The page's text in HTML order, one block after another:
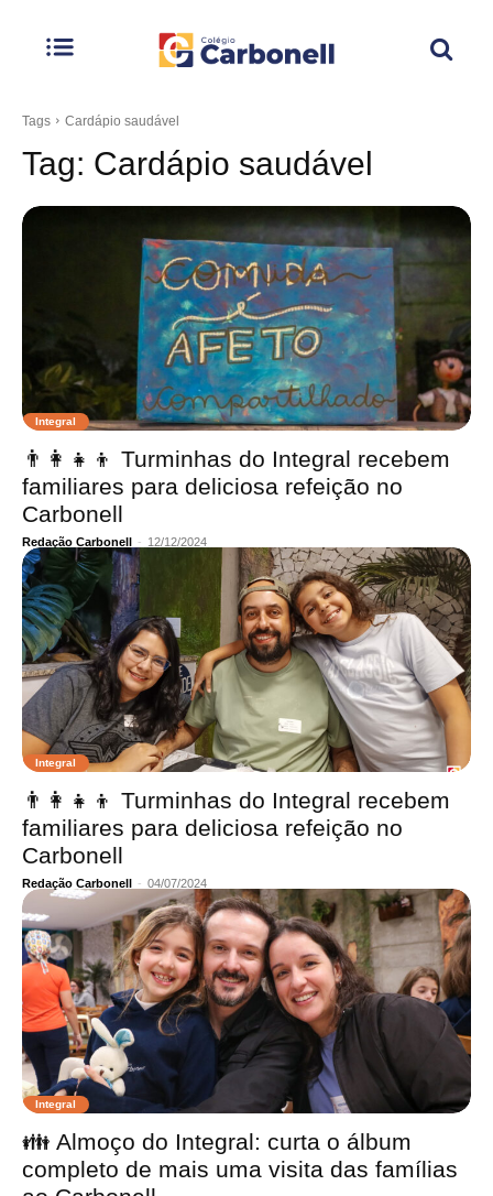
Tags Cardápio saudável
Tag: Cardápio saudável
Integral
👨‍👩‍👧‍👦 Turminhas do Integral recebem
familiares para deliciosa refeição no
Carbonell
Redação Carbonell - 12/12/2024
Integral
👨‍👩‍👧‍👦 Turminhas do Integral recebem
familiares para deliciosa refeição no
Carbonell
Redação Carbonell - 04/07/2024
Integral
👪 Almoço do Integral: curta o álbum
completo de mais uma visita das famílias